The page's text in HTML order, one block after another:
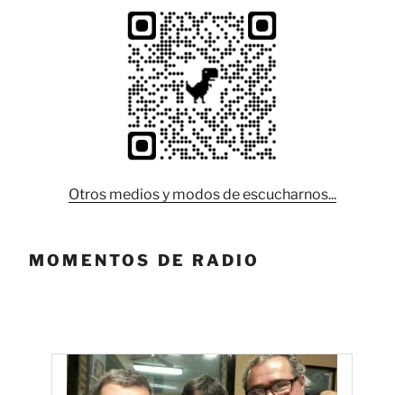
Otros medios y modos de escucharnos...
MOMENTOS DE RADIO